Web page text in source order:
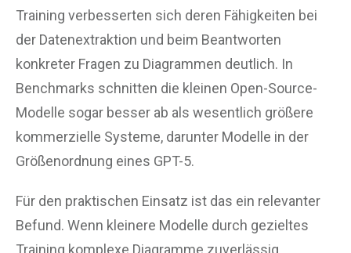
Training verbesserten sich deren Fähigkeiten bei
der Datenextraktion und beim Beantworten
konkreter Fragen zu Diagrammen deutlich. In
Benchmarks schnitten die kleinen Open-Source-
Modelle sogar besser ab als wesentlich größere
kommerzielle Systeme, darunter Modelle in der
Größenordnung eines GPT-5.
Für den praktischen Einsatz ist das ein relevanter
Befund. Wenn kleinere Modelle durch gezieltes
Training komplexe Diagramme zuverlässig